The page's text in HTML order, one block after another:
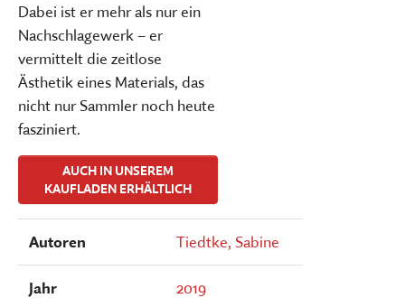
Dabei ist er mehr als nur ein
Nachschlagewerk – er
vermittelt die zeitlose
Ästhetik eines Materials, das
nicht nur Sammler noch heute
fasziniert.
AUCH IN UNSEREM
KAUFLADEN ERHÄLTLICH
Autoren Tiedtke, Sabine
Jahr 2019